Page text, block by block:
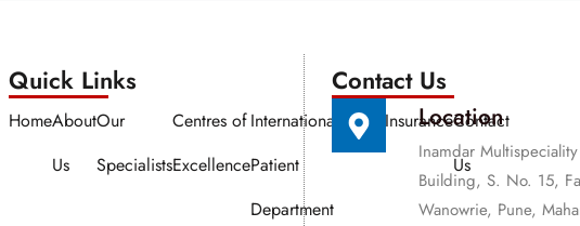
Quick Links​​
HomeAbout
Us
Our
Specialists
Centres of
Excellence
International
Patient
Department
Media InsuranceContact
Us
Contact Us
Location
Inamdar
Building, S. No. 15,
Wanowrie, Pune,